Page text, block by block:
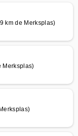
km de Merksplas)
Merksplas)